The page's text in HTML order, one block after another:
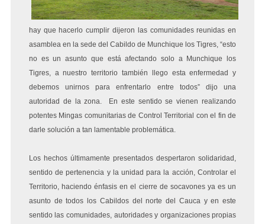
hay que hacerlo cumplir dijeron las comunidades reunidas en
asamblea en la sede del Cabildo de Munchique los Tigres, “esto
no es un asunto que está afectando solo a Munchique los
Tigres, a nuestro territorio también llego esta enfermedad y
debemos unirnos para enfrentarlo entre todos” dijo una
autoridad de la zona. En este sentido se vienen realizando
potentes Mingas comunitarias de Control Territorial con el fin de
darle solución a tan lamentable problemática.
Los hechos últimamente presentados despertaron solidaridad,
sentido de pertenencia y la unidad para la acción, Controlar el
Territorio, haciendo énfasis en el cierre de socavones ya es un
asunto de todos los Cabildos del norte del Cauca y en este
sentido las comunidades, autoridades y organizaciones propias